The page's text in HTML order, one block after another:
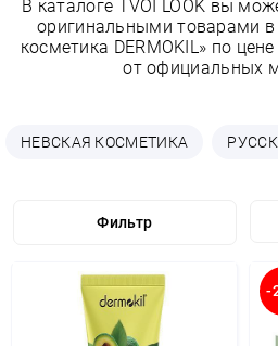
В каталоге TVOI LOOK вы
оригинальными товарами в
косметика DERMOKIL» по
от официальных
НЕВСКАЯ КОСМЕТИКА
Фильтр
-